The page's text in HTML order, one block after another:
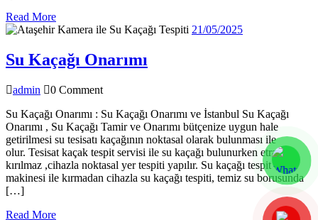
Read MoreRead
More
21/05/202521/05/2025
Su Kaçağı Onarımı
admin admin
0 Comment
Su Kaçağı Onarımı : Su Kaçağı Onarımı ve İstanbul Su Kaçağı
Onarımı , Su Kaçağı Tamir ve Onarımı bütçenize uygun hale
getirilmesi su tesisatı kaçağının noktasal olarak bulunması ile
olur. Tesisat kaçak tespit servisi ile su kaçağı bulunurken etraf
kırılmaz ,cihazla noktasal yer tespiti yapılır. Su kaçağı tespit
makinesi ile kırmadan cihazla su kaçağı tespiti, temiz su borusunda
[…]
Read MoreRead